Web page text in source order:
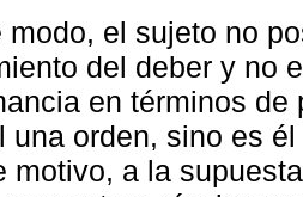
modo, el sujeto no
del deber y no
en términos de
una orden, sino es
motivo, a la